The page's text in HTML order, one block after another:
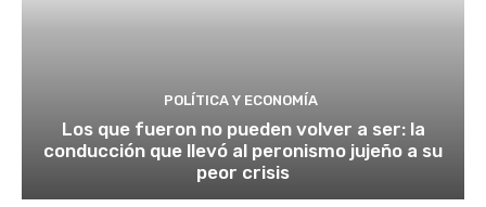
POLÍTICA Y ECONOMÍA
Los que fueron no pueden volver a ser: la
conducción que llevó al peronismo jujeño a su
peor crisis